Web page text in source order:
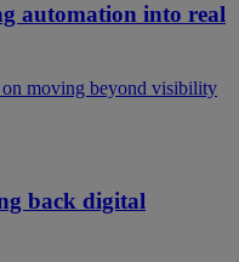
automation into real
on moving beyond visibility
back digital